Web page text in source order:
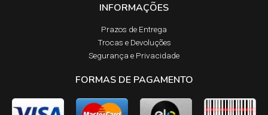
INFORMAÇÕES
Prazos de Entrega​
Trocas e Devoluções​
Segurança e Privacidade
FORMAS DE PAGAMENTO